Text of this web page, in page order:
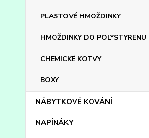
PLASTOVÉ HMOŽDINKY
HMOŽDINKY DO POLYSTYRENU
CHEMICKÉ KOTVY
BOXY
NÁBYTKOVÉ KOVÁNÍ
NAPÍNÁKY